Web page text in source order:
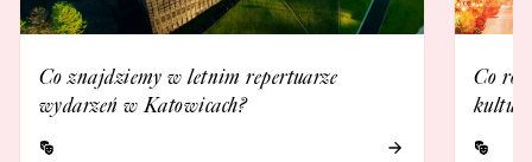
Co znajdziemy w letnim repertuarze
wydarzeń w Katowicach?
Co